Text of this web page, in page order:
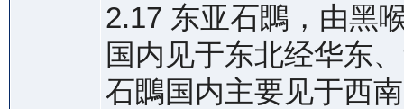
2.17 东亚石䳭，由黑
国内见于东北经华东
石䳭国内主要见于西